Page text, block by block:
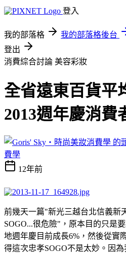
登入
我的部落格 我的部落格後台
登出
消費綜合討論 美容彩妝
全省遠東百貨平
2013週年慶消費
費學
12年前
前幾天一篇"新光三越台北信義新
SOGO...很危險" ，原本目的只是
地週年慶目前成長6% ，然後從實
得這次忠孝SOGO不是太妙。因